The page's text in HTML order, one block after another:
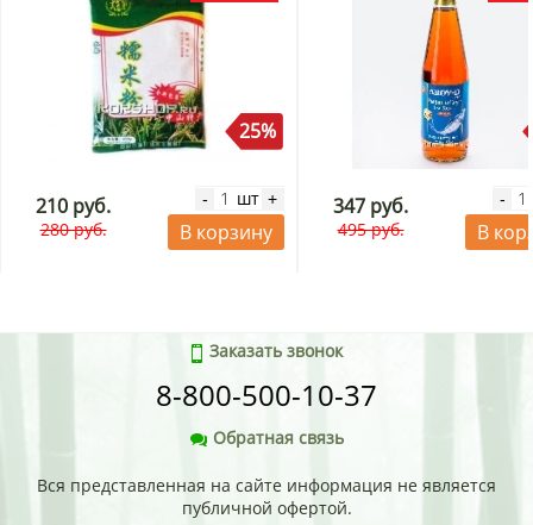
перцовый соус.
25%
210 руб.
280 руб.
- шт +
В корзину
347 руб.
495 руб.
-
В
Заказать звонок
8-800-500-10-37
Обратная связь
Вся представленная на сайте информация не является
публичной офертой.